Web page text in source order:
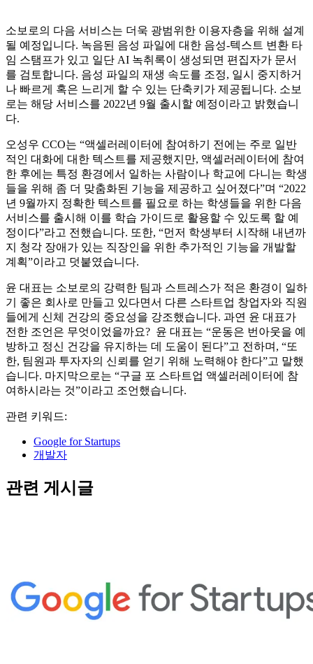
소보로의 다음 서비스는 더욱 광범위한 이용자층을 위해 설계
될 예정입니다. 녹음된 음성 파일에 대한 음성-텍스트 변환 타
임 스탬프가 있고 일단 AI 녹취록이 생성되면 편집자가 문서
를 검토합니다. 음성 파일의 재생 속도를 조정, 일시 중지하거
나 빠르게 혹은 느리게 할 수 있는 단축키가 제공됩니다. 소보
로는 해당 서비스를 2022년 9월 출시할 예정이라고 밝혔습니
다.
오성우 CCO는 “액셀러레이터에 참여하기 전에는 주로 일반
적인 대화에 대한 텍스트를 제공했지만, 액셀러레이터에 참여
한 후에는 특정 환경에서 일하는 사람이나 학교에 다니는 학생
들을 위해 좀 더 맞춤화된 기능을 제공하고 싶어졌다”며 “2022
년 9월까지 정확한 텍스트를 필요로 하는 학생들을 위한 다음
서비스를 출시해 이를 학습 가이드로 활용할 수 있도록 할 예
정이다”라고 전했습니다. 또한, “먼저 학생부터 시작해 내년까
지 청각 장애가 있는 직장인을 위한 추가적인 기능을 개발할
계획”이라고 덧붙였습니다.
윤 대표는 소보로의 강력한 팀과 스트레스가 적은 환경이 일하
기 좋은 회사로 만들고 있다면서 다른 스타트업 창업자와 직원
들에게 신체 건강의 중요성을 강조했습니다. 과연 윤 대표가
전한 조언은 무엇이었을까요? 윤 대표는 “운동은 번아웃을 예
방하고 정신 건강을 유지하는 데 도움이 된다”고 전하며, “또
한, 팀원과 투자자의 신뢰를 얻기 위해 노력해야 한다”고 말했
습니다. 마지막으로는 “구글 포 스타트업 액셀러레이터에 참
여하시라는 것”이라고 조언했습니다.
관련 키워드:
Google for Startups
개발자
관련 게시글